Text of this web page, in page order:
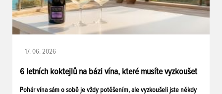
17. 06. 2026
6 letních koktejlů na bázi vína, které musíte vyzkoušet
Pohár vína sám o sobě je vždy potěšením, ale vyzkoušeli jste někdy